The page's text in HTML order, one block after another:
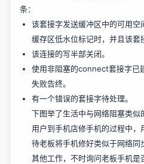
条：
该套接字发送缓冲区中的可用
缓存区低水位标记时，并且该套
该连接的写半部关闭。
使用非阻塞的connect套接字已
失败告终。
有一个错误的套接字待处理。
下图举了生活中与网络阻塞类
用户到手机店修手机的过程中
待老板将手机修好类似于网络
其他工作，不时询问老板手机是